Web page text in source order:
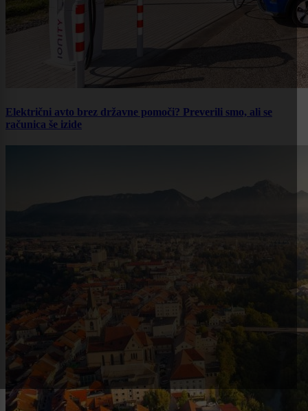
Električni avto brez državne pomoči? Preverili smo, ali se
računica še izide